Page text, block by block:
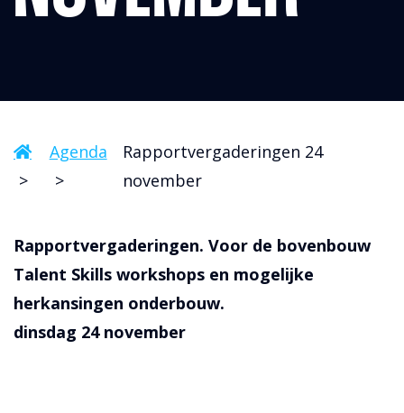
Agenda
Rapportvergaderingen 24
november
Rapportvergaderingen. Voor de bovenbouw
Talent Skills workshops en mogelijke
herkansingen onderbouw.
dinsdag 24 november